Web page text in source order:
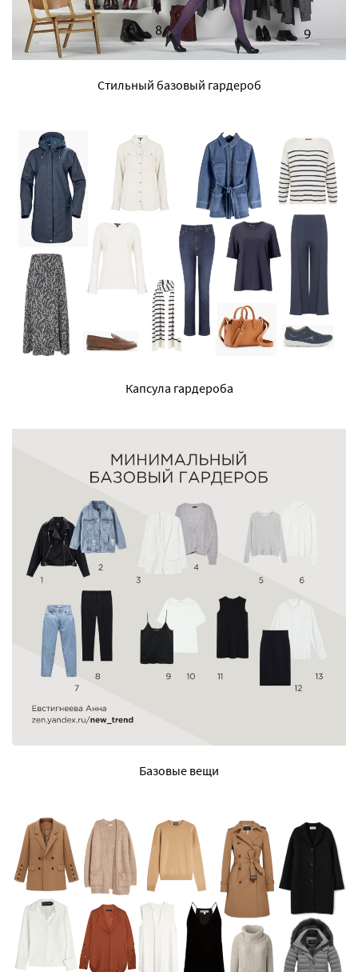
Стильный базовый гардероб
Капсула гардероба
Базовые вещи